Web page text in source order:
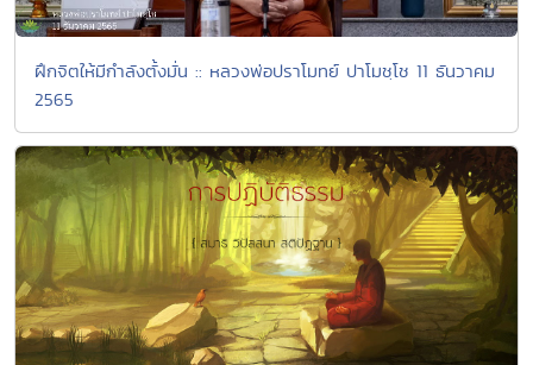
ฝึกจิตให้มีกำลังตั้งมั่น :: หลวงพ่อปราโมทย์ ปาโมชฺโช 11 ธันวาคม
2565